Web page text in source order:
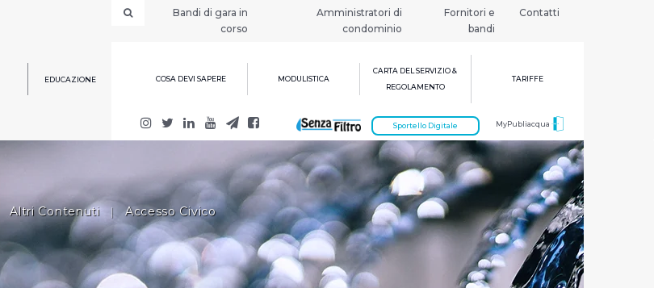
Bandi di gara in
corso
Amministratori di
condominio
Fornitori e
bandi
Contatti
EDUCAZIONE COSA DEVI SAPERE MODULISTICA
CARTA DEL SERVIZIO &
REGOLAMENTO
TARIFFE
MyPubliacqua
Sportello Digitale
Altri Contenuti | Accesso Civico